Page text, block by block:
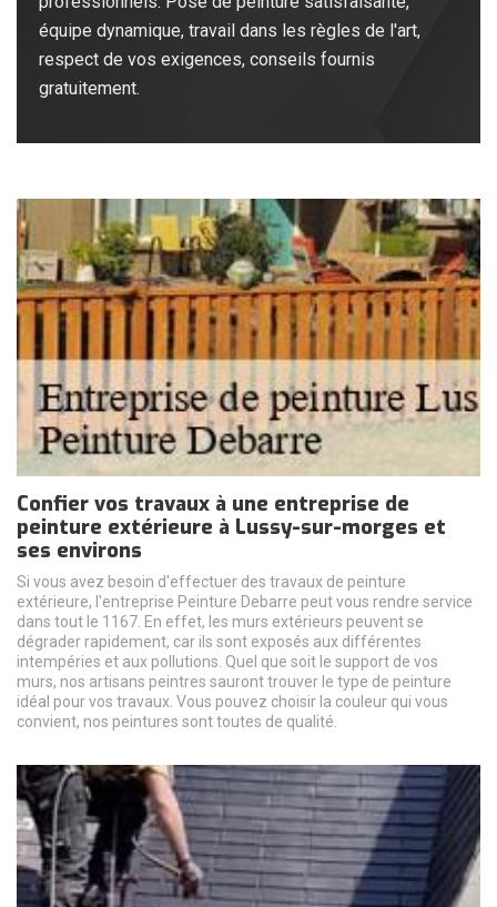
équipe dynamique, travail dans les règles de l'art,
respect de vos exigences, conseils fournis
gratuitement.
Confier vos travaux à une entreprise de
peinture extérieure à Lussy-sur-morges et
ses environs
Si vous avez besoin d'effectuer des travaux de peinture
extérieure, l'entreprise Peinture Debarre peut vous rendre service
dans tout le 1167. En effet, les murs extérieurs peuvent se
dégrader rapidement, car ils sont exposés aux différentes
intempéries et aux pollutions. Quel que soit le support de vos
murs, nos artisans peintres sauront trouver le type de peinture
idéal pour vos travaux. Vous pouvez choisir la couleur qui vous
convient, nos peintures sont toutes de qualité.